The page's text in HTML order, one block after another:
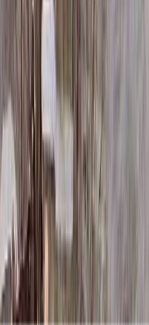
8 190 ₽
8 505 ₽
100 x 70 x 8
19 440 ₽
24 840 ₽
8 820 ₽
20 160 ₽
25 760 ₽